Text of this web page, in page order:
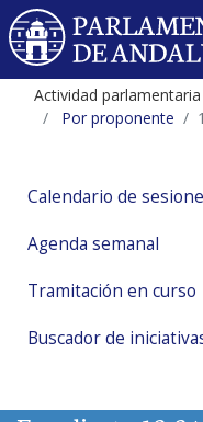
Actividad parlamentaria
Por proponente
Calendario de
Agenda semanal
Tramitación en curso
Buscador de